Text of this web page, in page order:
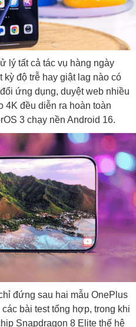
lý tất cả tác vụ hàng ngày
kỳ độ trễ hay giật lag nào có
ứng dụng, duyệt web nhiều
4K đều diễn ra hoàn toàn
3 chạy nền Android 16.
đứng sau hai mẫu OnePlus
bài test tổng hợp, trong khi
Snapdragon 8 Elite thế hệ